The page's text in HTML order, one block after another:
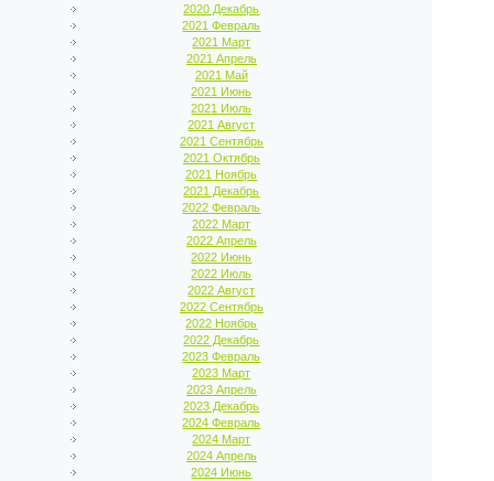
2020 Декабрь
2021 Февраль
2021 Март
2021 Апрель
2021 Май
2021 Июнь
2021 Июль
2021 Август
2021 Сентябрь
2021 Октябрь
2021 Ноябрь
2021 Декабрь
2022 Февраль
2022 Март
2022 Апрель
2022 Июнь
2022 Июль
2022 Август
2022 Сентябрь
2022 Ноябрь
2022 Декабрь
2023 Февраль
2023 Март
2023 Апрель
2023 Декабрь
2024 Февраль
2024 Март
2024 Апрель
2024 Июнь